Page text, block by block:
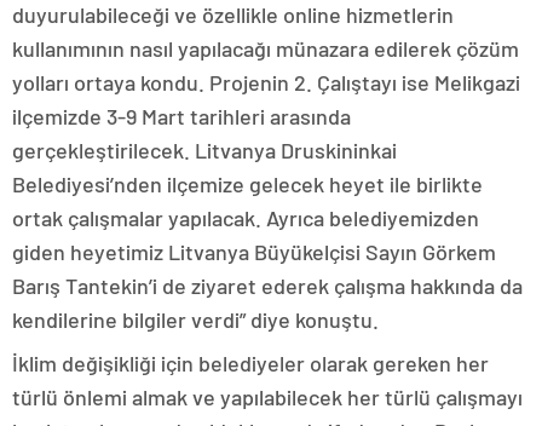
duyurulabileceği ve özellikle online hizmetlerin
kullanımının nasıl yapılacağı münazara edilerek çözüm
yolları ortaya kondu. Projenin 2. Çalıştayı ise Melikgazi
ilçemizde 3-9 Mart tarihleri arasında
gerçekleştirilecek. Litvanya Druskininkai
Belediyesi’nden ilçemize gelecek heyet ile birlikte
ortak çalışmalar yapılacak. Ayrıca belediyemizden
giden heyetimiz Litvanya Büyükelçisi Sayın Görkem
Barış Tantekin’i de ziyaret ederek çalışma hakkında da
kendilerine bilgiler verdi” diye konuştu.
İklim değişikliği için belediyeler olarak gereken her
türlü önlemi almak ve yapılabilecek her türlü çalışmayı